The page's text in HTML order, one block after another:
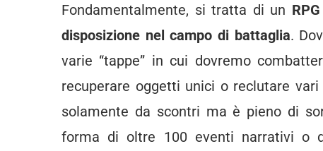
Fondamentalmente, si tratta di un
disposizione nel campo di battaglia.
varie “tappe” in cui dovremo
recuperare oggetti unici o reclutare
solamente da scontri ma è pieno di
forma di oltre 100 eventi narrativi o